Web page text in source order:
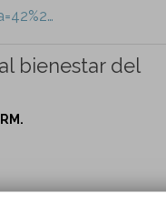
bienestar del